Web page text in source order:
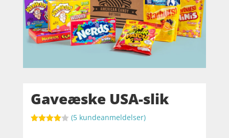
Gaveæske USA-slik
(5 kundeanmeldelser)